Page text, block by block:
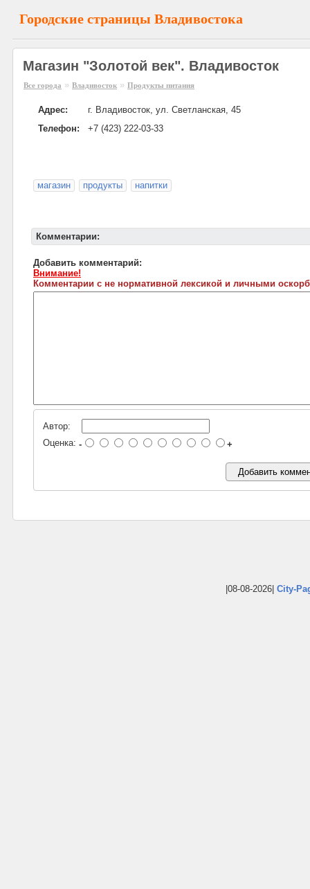
Городские страницы Владивостока
Магазин "Золотой век". Владивосток
Все города » Владивосток » Продукты питания
Адрес:
г. Владивосток, ул. Светланская, 45
Телефон:
+7 (423) 222-03-33
магазин продукты напитки
Комментарии:
Добавить комментарий:
Внимание!
Комментарии с не нормативной лексикой и личными
Автор:
Оценка: - +
|08-08-2026| City-